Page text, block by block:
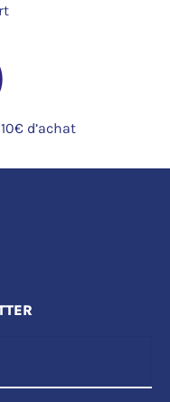
d’achat